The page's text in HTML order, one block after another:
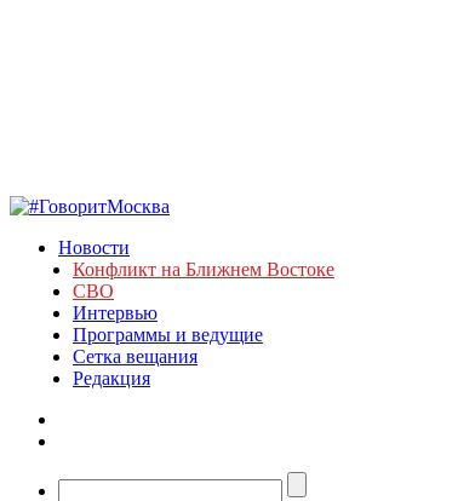
Новости
Конфликт на Ближнем Востоке
СВО
Интервью
Программы и ведущие
Сетка вещания
Редакция